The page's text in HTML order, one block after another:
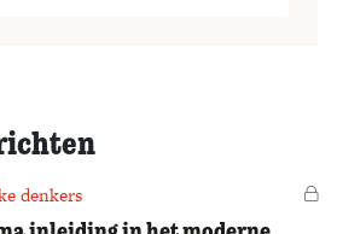
denkers